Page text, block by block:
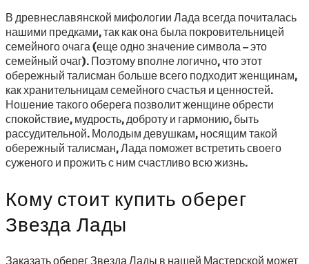
В древнеславянской мифологии Лада всегда почиталась
нашими предками, так как она была покровительницей
семейного очага (еще одно значение символа – это
семейный очаг). Поэтому вполне логично, что этот
обережный талисман больше всего подходит женщинам,
как хранительницам семейного счастья и ценностей.
Ношение такого оберега позволит женщине обрести
спокойствие, мудрость, доброту и гармонию, быть
рассудительной. Молодым девушкам, носящим такой
обережный талисман, Лада поможет встретить своего
суженого и прожить с ним счастливо всю жизнь.
Кому стоит купить оберег
Звезда Лады
Заказать оберег Звезда Лады в нашей Мастерской может